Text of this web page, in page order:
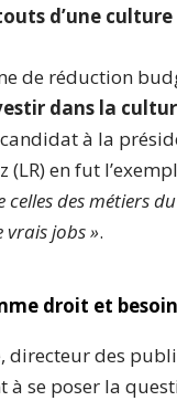
d’une
de réduction
dans la
à la
(LR) en fut
des métiers
jobs ».
droit et
directeur des
à se poser la